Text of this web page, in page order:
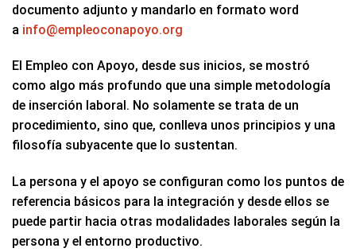
documento adjunto y mandarlo en formato word
a info@empleoconapoyo.org
El Empleo con Apoyo, desde sus inicios, se mostró
como algo más profundo que una simple metodología
de inserción laboral. No solamente se trata de un
procedimiento, sino que, conlleva unos principios y una
filosofía subyacente que lo sustentan.
La persona y el apoyo se configuran como los puntos de
referencia básicos para la integración y desde ellos se
puede partir hacia otras modalidades laborales según la
persona y el entorno productivo.